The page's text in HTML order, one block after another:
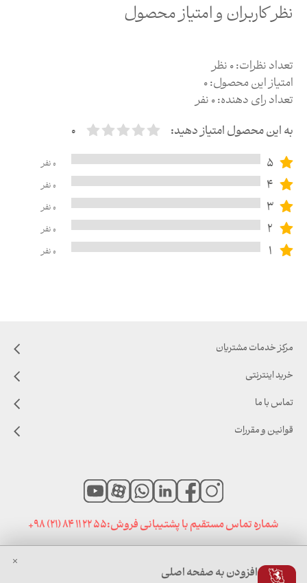
نظر کاربران و امتیاز محصول
تعداد نظرات:0نظر
امتیاز این محصول:0
تعداد رای دهنده:0نفر
به این محصول امتیاز دهید:
0
5
0نفر
4
0نفر
3
0نفر
2
0نفر
1
0نفر
مرکز خدمات مشتریان
خرید اینترنتی
تماس با ما
قوانین و مقررات
شماره تماس مستقیم با پشتیبانی فروش:+98 (21) 84 11 22 55
صفحه نخست | اخبار خانه زرین
افزودن به صفحه اصلی